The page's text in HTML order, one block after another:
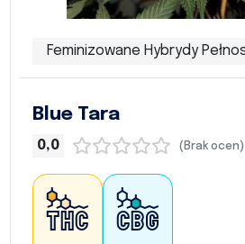
Feminizowane Hybrydy
Blue Tara
0,0 (Brak ocen)